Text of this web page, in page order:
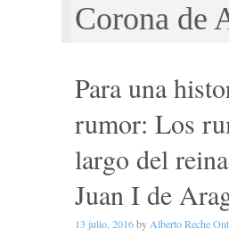
Corona de
Para una
rumor: Los
largo del
Juan I de
13 julio, 2016by Alberto Reche